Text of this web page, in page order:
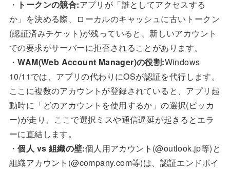
・ トークンの競合:アプリが「誰としてアクセスする
か」を決める際、ローカルのキャッシュに古いトークン
(認証済みチケット)が残っていると、新しいアカウント
での要求がサーバーに拒否されることがあります。
・WAM(Web Account Manager)の役割:Windows
10/11では、アプリの代わりにOSが認証を代行します。
ここに複数のアカウントが登録されていると、アプリ起
動時に「どのアカウントを使用するか」の選択(ピッカ
ー)が走り、ここで選択ミスや通信遅延が起きるとエラ
ーに直結します。
・個人 vs 組織の壁:個人用アカウント(@outlook.jp等)と
組織アカウント(@company.com等)は、認証エンドポイ